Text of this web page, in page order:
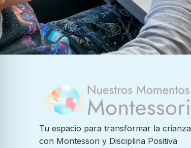
Tu espacio para transformar la crianza
con Montessori y Disciplina Positiva